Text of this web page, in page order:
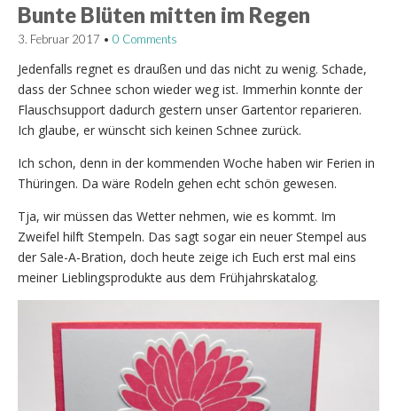
Bunte Blüten mitten im Regen
3. Februar 2017 • 0 Comments
Jedenfalls regnet es draußen und das nicht zu wenig. Schade,
dass der Schnee schon wieder weg ist. Immerhin konnte der
Flauschsupport dadurch gestern unser Gartentor reparieren.
Ich glaube, er wünscht sich keinen Schnee zurück.
Ich schon, denn in der kommenden Woche haben wir Ferien in
Thüringen. Da wäre Rodeln gehen echt schön gewesen.
Tja, wir müssen das Wetter nehmen, wie es kommt. Im
Zweifel hilft Stempeln. Das sagt sogar ein neuer Stempel aus
der Sale-A-Bration, doch heute zeige ich Euch erst mal eins
meiner Lieblingsprodukte aus dem Frühjahrskatalog.